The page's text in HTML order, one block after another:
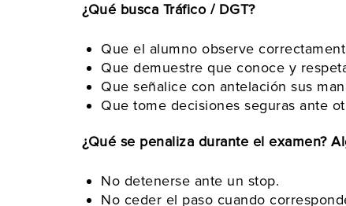
¿Qué busca Tráfico / DGT?
Que el alumno observe
Que demuestre que conoce y
Que señalice con antelación sus
Que tome decisiones seguras ante
¿Qué se penaliza durante el examen?
No detenerse ante un stop.
No ceder el paso cuando